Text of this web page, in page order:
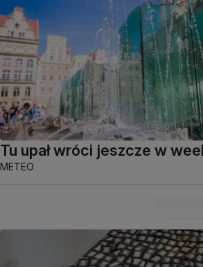
Tu upał wróci jeszcze w
METEO